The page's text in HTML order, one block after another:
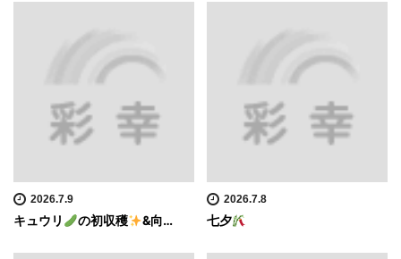
2026.7.9
キュウリ の初収穫 &向…
2026.7.8
七夕